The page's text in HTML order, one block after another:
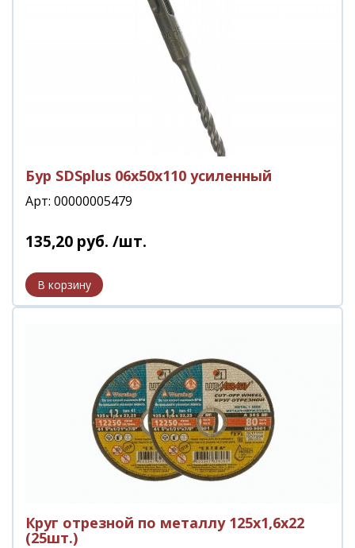
Бур SDSplus 06х50х110 усиленный
Арт: 00000005479
135,20 руб. /шт.
Круг отрезной по металлу 125х1,6х22
(25шт.)